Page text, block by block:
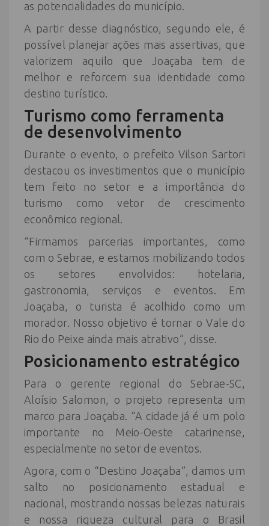
as potencialidades do município.
A partir desse diagnóstico, segundo ele, é
possível planejar ações mais assertivas, que
valorizem aquilo que Joaçaba tem de
melhor e reforcem sua identidade como
destino turístico.
Turismo como ferramenta
de desenvolvimento
Durante o evento, o prefeito Vilson Sartori
destacou os investimentos que o município
tem feito no setor e a importância do
turismo como vetor de crescimento
econômico regional.
“Firmamos parcerias importantes, como
com o Sebrae, e estamos mobilizando todos
os setores envolvidos: hotelaria,
gastronomia, serviços e eventos. Em
Joaçaba, o turista é acolhido como um
morador. Nosso objetivo é tornar o Vale do
Rio do Peixe ainda mais atrativo”, disse.
Posicionamento estratégico
Para o gerente regional do Sebrae-SC,
Aloísio Salomon, o projeto representa um
marco para Joaçaba. “A cidade já é um polo
importante no Meio-Oeste catarinense,
especialmente no setor de eventos.
Agora, com o “Destino Joaçaba”, damos um
salto no posicionamento estadual e
nacional, mostrando nossas belezas naturais
e nossa riqueza cultural para o Brasil